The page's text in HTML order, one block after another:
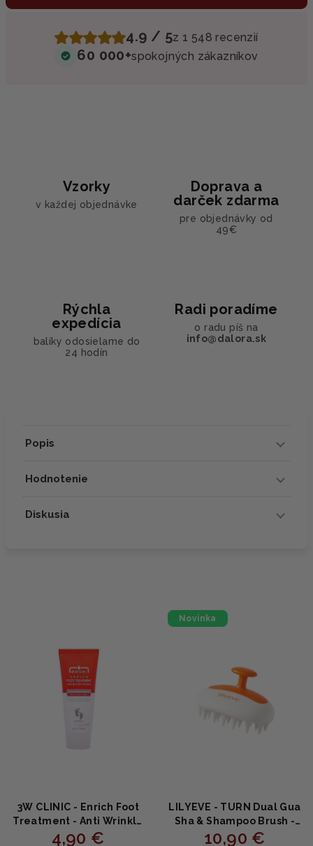
4.9 / 5z 1 548 recenzií
60 000+spokojných zákazníkov
Vzorky
v každej objednávke
Doprava a
darček zdarma
pre objednávky od
49€
Rýchla
expedícia
balíky odosielame do
24 hodín
Radi poradíme
o radu píš na
info@dalora.sk
Popis
Hodnotenie
Diskusia
3W CLINIC - Enrich Foot
Treatment - Anti Wrinkle
- Obnovujúci a
4,90 €
Novinka
LILYEVE - TURN Dual Gua
Sha & Shampoo Brush -
2v1 masážna kefa na
10,90 €